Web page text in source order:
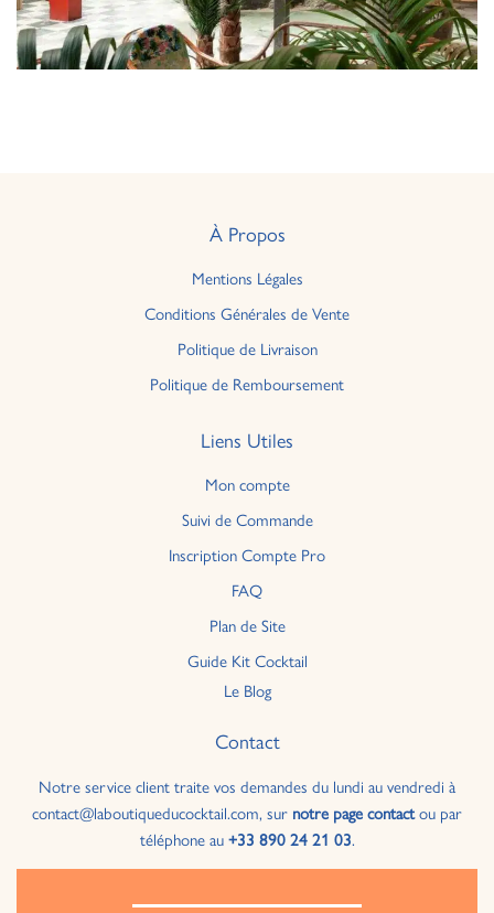
À Propos
Mentions Légales
Conditions Générales de Vente
Politique de Livraison
Politique de Remboursement
Liens Utiles
Mon compte
Suivi de Commande
Inscription Compte Pro
FAQ
Plan de Site
Guide Kit Cocktail
Le Blog
Contact
Notre service client traite vos demandes du lundi au vendredi à
contact@laboutiqueducocktail.com, sur notre page contactou par
téléphone au+33 890 24 21 03.